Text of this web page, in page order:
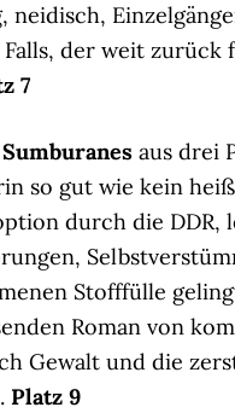
neidisch,
der weit
7
aus drei
so gut wie kein
durch die DDR,
Stofffülle
Roman von
Gewalt und die
Platz 9